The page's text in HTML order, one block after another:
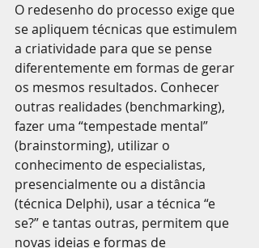
O redesenho do processo exige que
se apliquem técnicas que estimulem
a criatividade para que se pense
diferentemente em formas de gerar
os mesmos resultados. Conhecer
outras realidades (benchmarking),
fazer uma “tempestade mental”
(brainstorming), utilizar o
conhecimento de especialistas,
presencialmente ou a distância
(técnica Delphi), usar a técnica “e
se?” e tantas outras, permitem que
novas ideias e formas de